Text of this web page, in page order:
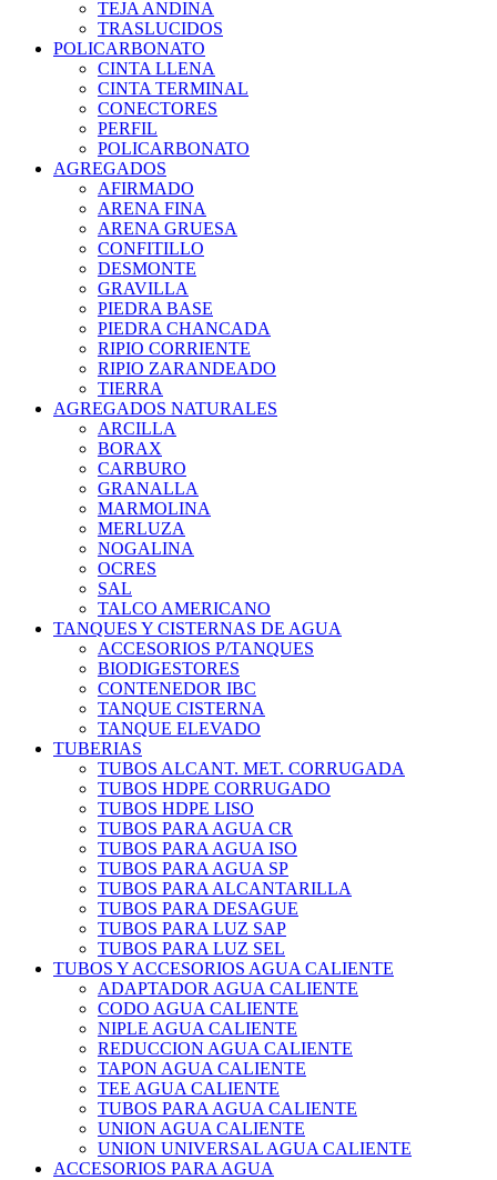
TEJA ANDINA
TRASLUCIDOS
POLICARBONATO
CINTA LLENA
CINTA TERMINAL
CONECTORES
PERFIL
POLICARBONATO
AGREGADOS
AFIRMADO
ARENA FINA
ARENA GRUESA
CONFITILLO
DESMONTE
GRAVILLA
PIEDRA BASE
PIEDRA CHANCADA
RIPIO CORRIENTE
RIPIO ZARANDEADO
TIERRA
AGREGADOS NATURALES
ARCILLA
BORAX
CARBURO
GRANALLA
MARMOLINA
MERLUZA
NOGALINA
OCRES
SAL
TALCO AMERICANO
TANQUES Y CISTERNAS DE AGUA
ACCESORIOS P/TANQUES
BIODIGESTORES
CONTENEDOR IBC
TANQUE CISTERNA
TANQUE ELEVADO
TUBERIAS
TUBOS ALCANT. MET. CORRUGADA
TUBOS HDPE CORRUGADO
TUBOS HDPE LISO
TUBOS PARA AGUA CR
TUBOS PARA AGUA ISO
TUBOS PARA AGUA SP
TUBOS PARA ALCANTARILLA
TUBOS PARA DESAGUE
TUBOS PARA LUZ SAP
TUBOS PARA LUZ SEL
TUBOS Y ACCESORIOS AGUA CALIENTE
ADAPTADOR AGUA CALIENTE
CODO AGUA CALIENTE
NIPLE AGUA CALIENTE
REDUCCION AGUA CALIENTE
TAPON AGUA CALIENTE
TEE AGUA CALIENTE
TUBOS PARA AGUA CALIENTE
UNION AGUA CALIENTE
UNION UNIVERSAL AGUA CALIENTE
ACCESORIOS PARA AGUA